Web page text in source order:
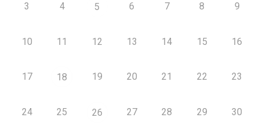
3 4 5 6 7 8 9
10 11 12 13 14 15 16
17 18 19 20 21 22 23
24 25 26 27 28 29 30